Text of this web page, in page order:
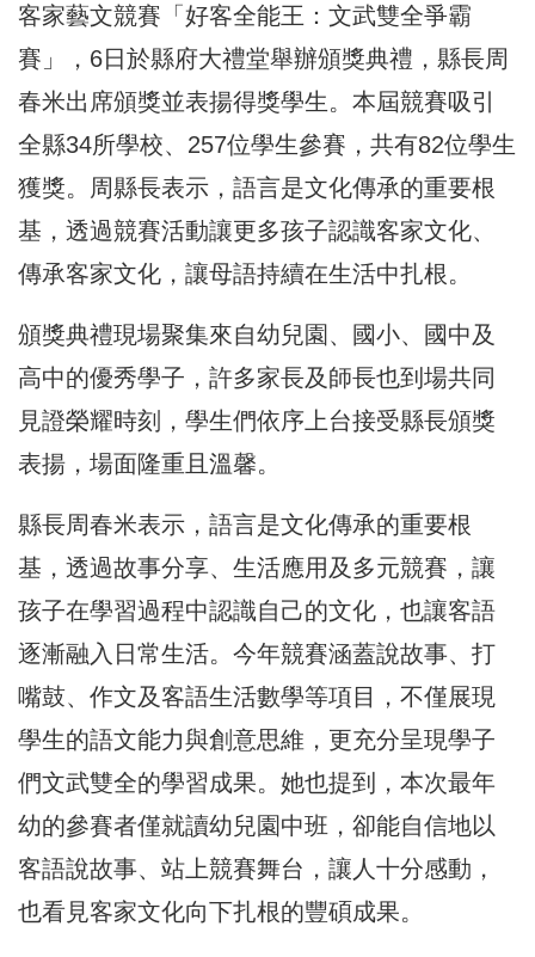
客家藝文競賽「好客全能王：文武雙全爭霸
賽」，6日於縣府大禮堂舉辦頒獎典禮，縣長周
春米出席頒獎並表揚得獎學生。本屆競賽吸引
全縣34所學校、257位學生參賽，共有82位學生
獲獎。周縣長表示，語言是文化傳承的重要根
基，透過競賽活動讓更多孩子認識客家文化、
傳承客家文化，讓母語持續在生活中扎根。
頒獎典禮現場聚集來自幼兒園、國小、國中及
高中的優秀學子，許多家長及師長也到場共同
見證榮耀時刻，學生們依序上台接受縣長頒獎
表揚，場面隆重且溫馨。
縣長周春米表示，語言是文化傳承的重要根
基，透過故事分享、生活應用及多元競賽，讓
孩子在學習過程中認識自己的文化，也讓客語
逐漸融入日常生活。今年競賽涵蓋說故事、打
嘴鼓、作文及客語生活數學等項目，不僅展現
學生的語文能力與創意思維，更充分呈現學子
們文武雙全的學習成果。她也提到，本次最年
幼的參賽者僅就讀幼兒園中班，卻能自信地以
客語說故事、站上競賽舞台，讓人十分感動，
也看見客家文化向下扎根的豐碩成果。